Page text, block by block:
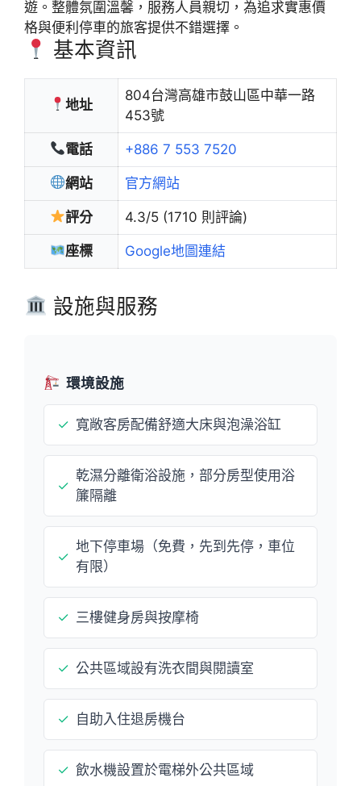
遊。整體氛圍溫馨，服務人員親切，為追求實惠價
格與便利停車的旅客提供不錯選擇。
基本資訊
地址
804台灣高雄市鼓山區中華一路
453號
電話 +886 7 553 7520
網站 官方網站
評分 4.3/5 (1710 則評論)
座標 Google地圖連結
設施與服務
環境設施
✓ 寬敞客房配備舒適大床與泡澡浴缸
✓
乾濕分離衛浴設施，部分房型使用浴
簾隔離
✓
地下停車場（免費，先到先停，車位
有限）
✓ 三樓健身房與按摩椅
✓ 公共區域設有洗衣間與閱讀室
✓ 自助入住退房機台
✓ 飲水機設置於電梯外公共區域